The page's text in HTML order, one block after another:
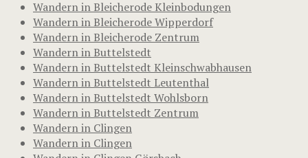
Wandern in Bleicherode Kleinbodungen
Wandern in Bleicherode Wipperdorf
Wandern in Bleicherode Zentrum
Wandern in Buttelstedt
Wandern in Buttelstedt Kleinschwabhausen
Wandern in Buttelstedt Leutenthal
Wandern in Buttelstedt Wohlsborn
Wandern in Buttelstedt Zentrum
Wandern in Clingen
Wandern in Clingen